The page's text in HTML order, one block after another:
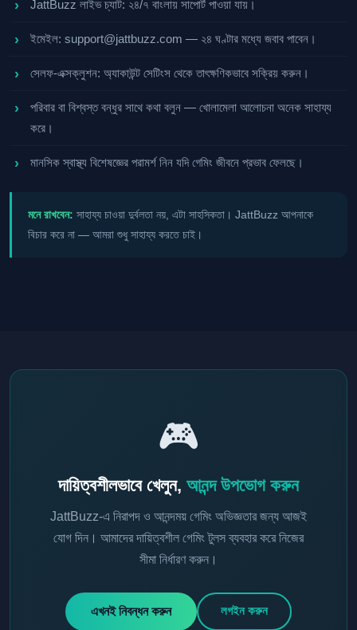
JattBuzz লাইভ চ্যাট: ২৪/৭ বাংলায় সাপোর্ট পাওয়া যায়।
ইমেইল: support@jattbuzz.com — ২৪ ঘণ্টার মধ্যে জবাব পাবেন।
সেলফ-এক্সক্লুশন: অ্যাকাউন্ট সেটিংস থেকে তাৎক্ষণিকভাবে সক্রিয় করুন।
পরিবার বা বিশ্বস্ত বন্ধুর সাথে কথা বলুন — খোলামেলা আলোচনা অনেক সাহায্য
করে।
মানসিক স্বাস্থ্য বিশেষজ্ঞের পরামর্শ নিন যদি গেমিং জীবনে প্রভাব ফেলছে।
মনে রাখবেন: সাহায্য চাওয়া দুর্বলতা নয়, এটা সাহসিকতা। JattBuzz আপনাকে
বিচার করে না — আমরা শুধু সাহায্য করতে চাই।
🎮
দায়িত্বশীলভাবে খেলুন, আনন্দ উপভোগ করুন
JattBuzz-এ নিরাপদ ও আনন্দময় গেমিং অভিজ্ঞতার জন্য আজই
যোগ দিন। আমাদের দায়িত্বশীল গেমিং টুলস ব্যবহার করে নিজের
সীমা নির্ধারণ করুন।
এখনই নিবন্ধন করুন লগইন করুন